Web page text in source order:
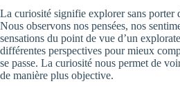
La curiosité signifie explorer sans porter
Nous observons nos pensées, nos
sensations du point de vue d’un
différentes perspectives pour mieux
se passe. La curiosité nous permet de
de manière plus objective.